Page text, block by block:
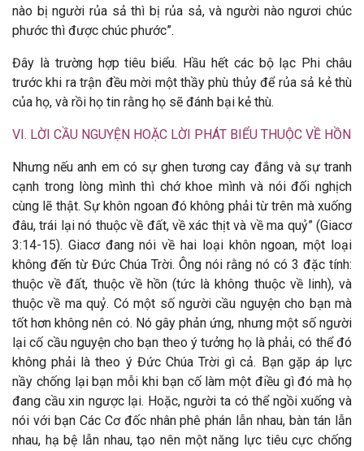
nào bị người rủa sả thì bị rủa sả, và người nào ngươi chúc
phước thì được chúc phước”.
Đây là trường hợp tiêu biểu. Hầu hết các bộ lạc Phi châu
trước khi ra trận đều mời một thầy phù thủy để rủa sả kẻ thù
của họ, và rồi họ tin rằng họ sẽ đánh bại kẻ thù.
VI. LỜI CẦU NGUYỆN HOẶC LỜI PHÁT BIỂU THUỘC VỀ HỒN
Nhưng nếu anh em có sự ghen tương cay đắng và sự tranh
cạnh trong lòng mình thì chớ khoe mình và nói đối nghịch
cùng lẽ thật. Sự khôn ngoan đó không phải từ trên mà xuống
đâu, trái lại nó thuộc về đất, về xác thịt và về ma quỷ” (Giacơ
3:14-15). Giacơ đang nói về hai loại khôn ngoan, một loại
không đến từ Đức Chúa Trời. Ông nói rằng nó có 3 đặc tính:
thuộc về đất, thuộc về hồn (tức là không thuộc về linh), và
thuộc về ma quỷ. Có một số người cầu nguyện cho bạn mà
tốt hơn không nên có. Nó gây phản ứng, nhưng một số người
lại cố cầu nguyện cho bạn theo ý tưởng họ là phải, có thể đó
không phải là theo ý Đức Chúa Trời gì cả. Bạn gặp áp lực
nầy chống lại bạn mỗi khi bạn cố làm một điều gì đó mà họ
đang cầu xin ngược lại. Hoặc, người ta có thể ngồi xuống và
nói với bạn Các Cơ đốc nhân phê phán lẫn nhau, bàn tán lẫn
nhau, hạ bệ lẫn nhau, tạo nên một năng lực tiêu cực chống